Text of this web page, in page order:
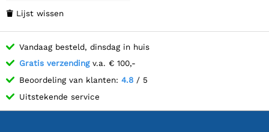
 Lijst wissen
Vandaag besteld, dinsdag in huis
Gratis verzendingv.a. € 100,-
Beoordeling van klanten: 4.8 / 5
Uitstekende service